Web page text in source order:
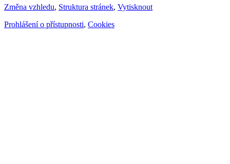
Změna vzhledu, Struktura stránek, Vytisknout
Prohlášení o přístupnosti, Cookies